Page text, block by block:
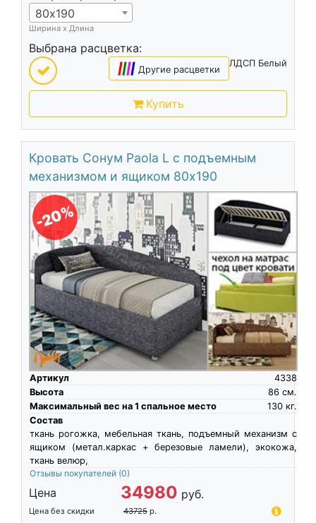
80х190
Ширина х Длина
Выбрана расцветка:
ЛДСП Белый
|||| Другие расцветки
Купить
Кровать Сонум Paola L с подъемным
механизмом и ящиком 80х190
-20%
Артикул
4338
Высота
см.
86
Максимальный вес на 1 спальное место
кг.
130
Состав
ткань рогожка, мебельная ткань, подъемный механизм с
ящиком (метал.каркас + березовые ламели), экокожа,
ткань велюр,
Отзывы покупателей (0)
Цена 34980 руб.
Цена без скидки 43725 р.